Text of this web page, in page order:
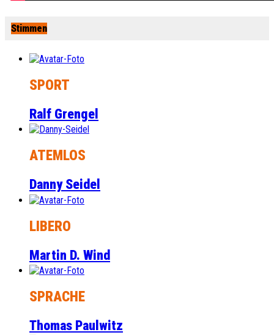
Stimmen
SPORT
Ralf Grengel
ATEMLOS
Danny Seidel
LIBERO
Martin D. Wind
SPRACHE
Thomas Paulwitz